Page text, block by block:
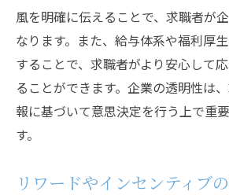
風を明確に伝えることで、求職者が
なります。また、給与体系や福利厚
することで、求職者がより安心して
ることができます。企業の透明性は
報に基づいて意思決定を行う上で重
す。
リワードやインセンティブ